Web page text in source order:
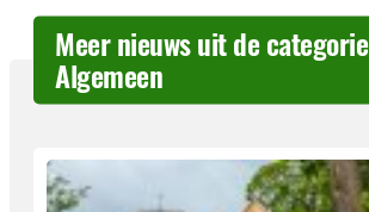
Meer nieuws uit de categorie
Algemeen